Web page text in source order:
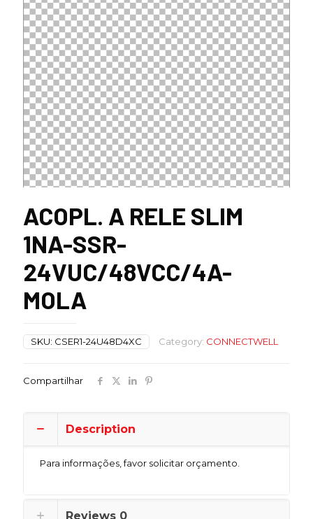
ACOPL. A RELE SLIM
1NA-SSR-
24VUC/48VCC/4A-
MOLA
SKU: CSER1-24U48D4XC Category: CONNECTWELL
Compartilhar
Description
Para informações, favor solicitar orçamento.
Reviews 0